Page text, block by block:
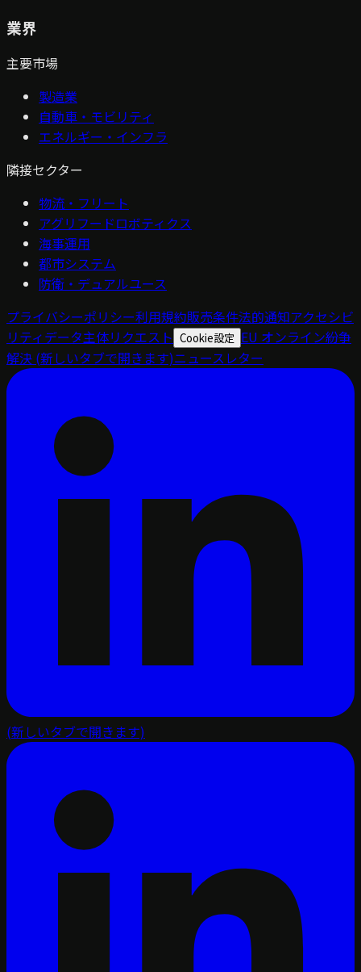
業界
主要市場
製造業
自動車・モビリティ
エネルギー・インフラ
隣接セクター
物流・フリート
アグリフードロボティクス
海事運用
都市システム
防衛・デュアルユース
プライバシーポリシー利用規約販売条件法的通知アクセシビ
リティデータ主体リクエスト Cookie設定 EU オンライン紛争
解決 (新しいタブで開きます)ニュースレター
(新しいタブで開きます)